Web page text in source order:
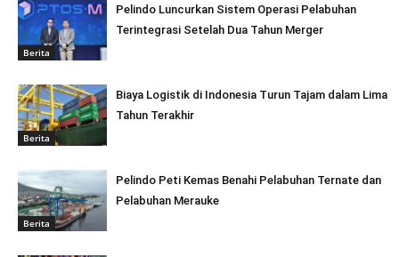
Berita
Pelindo Luncurkan Sistem Operasi Pelabuhan
Terintegrasi Setelah Dua Tahun Merger
Berita
Biaya Logistik di Indonesia Turun Tajam dalam Lima
Tahun Terakhir
Berita
Pelindo Peti Kemas Benahi Pelabuhan Ternate dan
Pelabuhan Merauke